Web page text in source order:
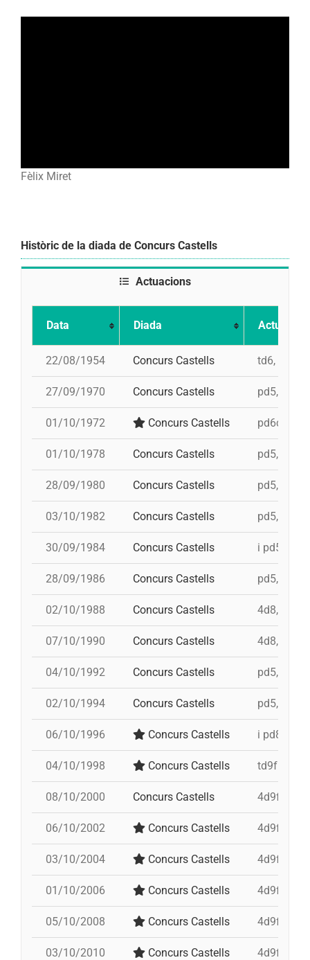
Fèlix Miret
Històric de la diada de Concurs Castells
Actuacions
Data Diada Actuació
22/08/1954 Concurs Castells td6, 3d7,
27/09/1970 Concurs Castells pd5, 5d7,
01/10/1972 Concurs Castells pd6c,
01/10/1978 Concurs Castells pd5,
28/09/1980 Concurs Castells pd5, 5d7,
03/10/1982 Concurs Castells pd5,
30/09/1984 Concurs Castells i pd5,
28/09/1986 Concurs Castells pd5, 4d8,
02/10/1988 Concurs Castells 4d8, td8f,
07/10/1990 Concurs Castells 4d8, 3d8,
04/10/1992 Concurs Castells pd5, 5d7,
02/10/1994 Concurs Castells pd5, 3d8,
06/10/1996 Concurs Castells i pd8fm,
04/10/1998 Concurs Castells td9fm, i
08/10/2000 Concurs Castells 4d9fa, i
06/10/2002 Concurs Castells 4d9fa,
03/10/2004 Concurs Castells 4d9fa,
01/10/2006 Concurs Castells 4d9fa,
05/10/2008 Concurs Castells 4d9fa,
03/10/2010 Concurs Castells 4d9fa,